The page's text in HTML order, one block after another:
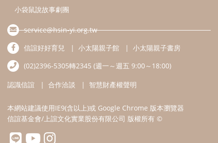
小袋鼠說故事劇團
service@hsin-yi.org.tw
信誼好好育兒
小太陽親子館
小太陽親子書房
(02)2396-5305轉2345 (週一～週五 9:00～18:00)
認識信誼 合作洽談 智慧財產權聲明
本網站建議使用IE9(含以上)或 Google Chrome 版本瀏覽器
信誼基金會/上誼文化實業股份有限公司 版權所有 ©